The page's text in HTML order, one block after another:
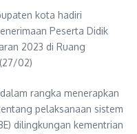
kota hadiri
Peserta Didik
2023 di Ruang
02)
rangka menerapkan
pelaksanaan sistem
dilingkungan kementrian